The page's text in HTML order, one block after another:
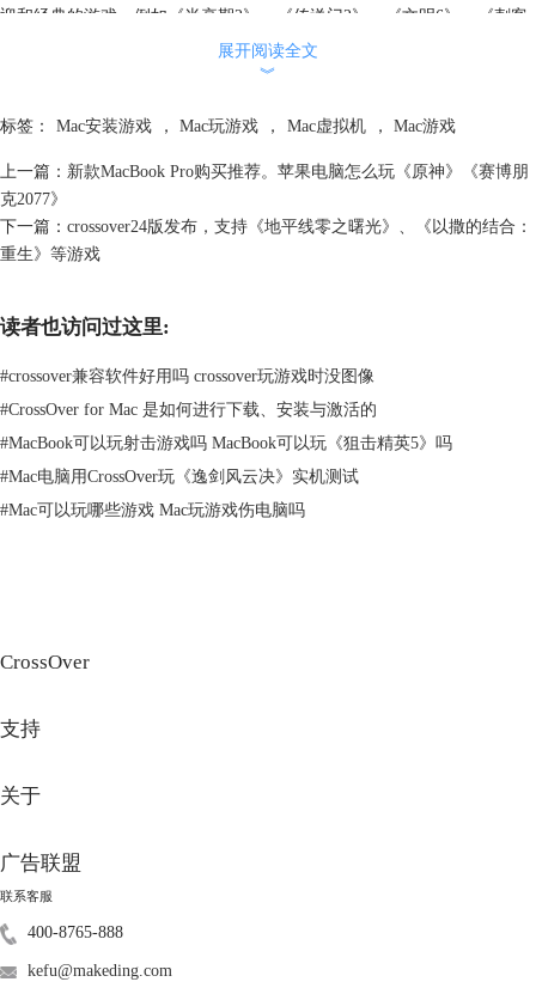
迎和经典的游戏，例如《半衰期2》、《传送门2》、《文明6》、《刺客
信条2》、《巫师3》、《地铁：离去》、《火炬之光2》、《堡垒》、
《群星》、《异星工厂》、《饥荒》、《地下城守护者2》、《超级肉食
些游戏中找到你喜欢的风格和玩法，享受Mac上的游戏体验。
图2：Steam支持Mac游戏
二、steam上的游戏没有Mac版怎么办
虽然Steam上有不少支持Mac的游戏，但是仍然有一些游戏是只支持
Windows系统的，例如《生化危机2：重制版》、《只狼：影逝二度》、
其实，有一些方法可以让你在Mac上运行Windows游戏，但是需要一些额
权衡利弊，决定是否要尝试。以下是一些常用的方法：
1、使用CrossOver
展开阅读全文
︾
标签： Mac安装游戏 ， Mac玩游戏 ， Mac虚拟机 ， Mac游戏
上一篇： 新款MacBook Pro购买推荐。苹果电脑怎么玩《原神》《赛博朋
克2077》
下一篇： crossover24版发布，支持《地平线零之曙光》、《以撒的结合：
重生》等游戏
读者也访问过这里:
#crossover兼容软件好用吗 crossover玩游戏时没图像
#CrossOver for Mac 是如何进行下载、安装与激活的
#MacBook可以玩射击游戏吗 MacBook可以玩《狙击精英5》吗
#Mac电脑用CrossOver玩《逸剑风云决》实机测试
#Mac可以玩哪些游戏 Mac玩游戏伤电脑吗
CrossOver
支持
关于
广告联盟
联系客服
400-8765-888
kefu@makeding.com